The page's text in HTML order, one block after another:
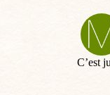
C’est